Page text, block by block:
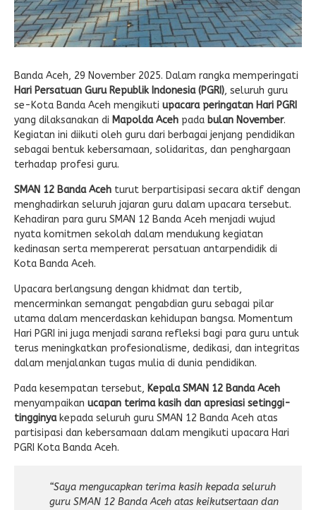
Banda Aceh, 29 November 2025. Dalam rangka memperingati
Hari Persatuan Guru Republik Indonesia (PGRI), seluruh guru
se-Kota Banda Aceh mengikuti upacara peringatan Hari PGRI
yang dilaksanakan di Mapolda Aceh pada bulan November.
Kegiatan ini diikuti oleh guru dari berbagai jenjang pendidikan
sebagai bentuk kebersamaan, solidaritas, dan penghargaan
terhadap profesi guru.
SMAN 12 Banda Aceh turut berpartisipasi secara aktif dengan
menghadirkan seluruh jajaran guru dalam upacara tersebut.
Kehadiran para guru SMAN 12 Banda Aceh menjadi wujud
nyata komitmen sekolah dalam mendukung kegiatan
kedinasan serta mempererat persatuan antarpendidik di
Kota Banda Aceh.
Upacara berlangsung dengan khidmat dan tertib,
mencerminkan semangat pengabdian guru sebagai pilar
utama dalam mencerdaskan kehidupan bangsa. Momentum
Hari PGRI ini juga menjadi sarana refleksi bagi para guru untuk
terus meningkatkan profesionalisme, dedikasi, dan integritas
dalam menjalankan tugas mulia di dunia pendidikan.
Pada kesempatan tersebut, Kepala SMAN 12 Banda Aceh
menyampaikan ucapan terima kasih dan apresiasi setinggi-
tingginyakepada seluruh guru SMAN 12 Banda Aceh atas
partisipasi dan kebersamaan dalam mengikuti upacara Hari
PGRI Kota Banda Aceh.
“Saya mengucapkan terima kasih kepada seluruh
guru SMAN 12 Banda Aceh atas keikutsertaan dan